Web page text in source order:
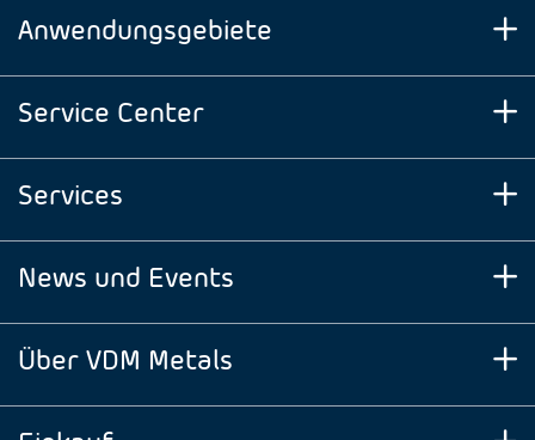
Anwendungsgebiete
Service Center
Services
News und Events
Über VDM Metals